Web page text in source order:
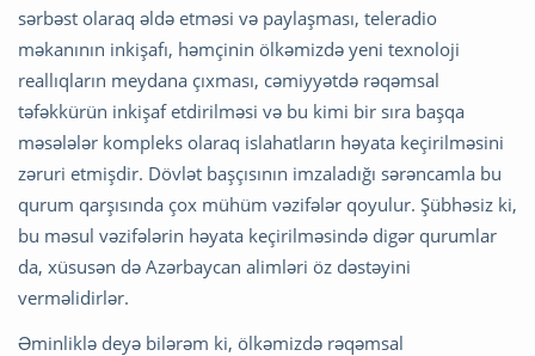
sərbəst olaraq əldə etməsi və paylaşması, teleradio
məkanının inkişafı, həmçinin ölkəmizdə yeni texnoloji
reallıqların meydana çıxması, cəmiyyətdə rəqəmsal
təfəkkürün inkişaf etdirilməsi və bu kimi bir sıra başqa
məsələlər kompleks olaraq islahatların həyata keçirilməsini
zəruri etmişdir. Dövlət başçısının imzaladığı sərəncamla bu
qurum qarşısında çox mühüm vəzifələr qoyulur. Şübhəsiz ki,
bu məsul vəzifələrin həyata keçirilməsində digər qurumlar
da, xüsusən də Azərbaycan alimləri öz dəstəyini
verməlidirlər.
Əminliklə deyə bilərəm ki, ölkəmizdə rəqəmsal